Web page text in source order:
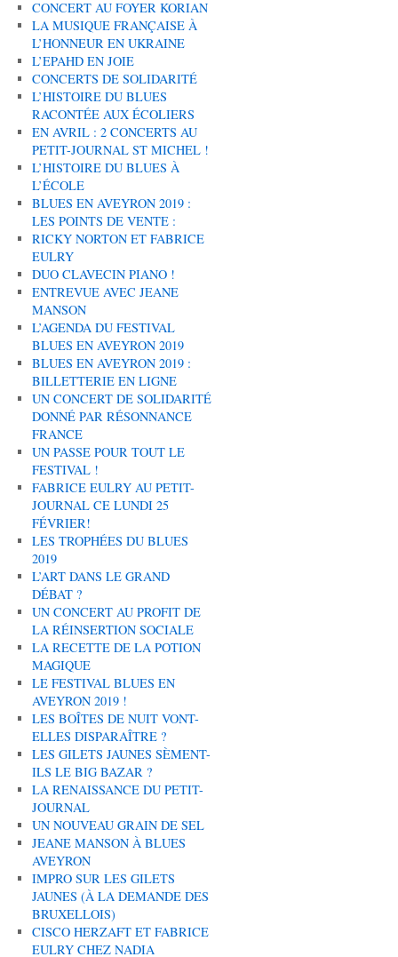
CONCERT AU FOYER KORIAN
LA MUSIQUE FRANÇAISE À
L’HONNEUR EN UKRAINE
L’EPAHD EN JOIE
CONCERTS DE SOLIDARITÉ
L’HISTOIRE DU BLUES
RACONTÉE AUX ÉCOLIERS
EN AVRIL : 2 CONCERTS AU
PETIT-JOURNAL ST MICHEL !
L’HISTOIRE DU BLUES À
L’ÉCOLE
BLUES EN AVEYRON 2019 :
LES POINTS DE VENTE :
RICKY NORTON ET FABRICE
EULRY
DUO CLAVECIN PIANO !
ENTREVUE AVEC JEANE
MANSON
L’AGENDA DU FESTIVAL
BLUES EN AVEYRON 2019
BLUES EN AVEYRON 2019 :
BILLETTERIE EN LIGNE
UN CONCERT DE SOLIDARITÉ
DONNÉ PAR RÉSONNANCE
FRANCE
UN PASSE POUR TOUT LE
FESTIVAL !
FABRICE EULRY AU PETIT-
JOURNAL CE LUNDI 25
FÉVRIER!
LES TROPHÉES DU BLUES
2019
L’ART DANS LE GRAND
DÉBAT ?
UN CONCERT AU PROFIT DE
LA RÉINSERTION SOCIALE
LA RECETTE DE LA POTION
MAGIQUE
LE FESTIVAL BLUES EN
AVEYRON 2019 !
LES BOÎTES DE NUIT VONT-
ELLES DISPARAÎTRE ?
LES GILETS JAUNES SÈMENT-
ILS LE BIG BAZAR ?
LA RENAISSANCE DU PETIT-
JOURNAL
UN NOUVEAU GRAIN DE SEL
JEANE MANSON À BLUES
AVEYRON
IMPRO SUR LES GILETS
JAUNES (À LA DEMANDE DES
BRUXELLOIS)
CISCO HERZAFT ET FABRICE
EULRY CHEZ NADIA